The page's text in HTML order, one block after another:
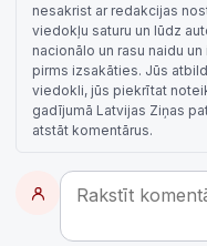
nesakrist ar redakcijas
viedokļu saturu un lūdz
nacionālo un rasu naidu
pirms izsakāties. Jūs
viedokli, jūs piekrītat
gadījumā Latvijas Ziņas
atstāt komentārus.